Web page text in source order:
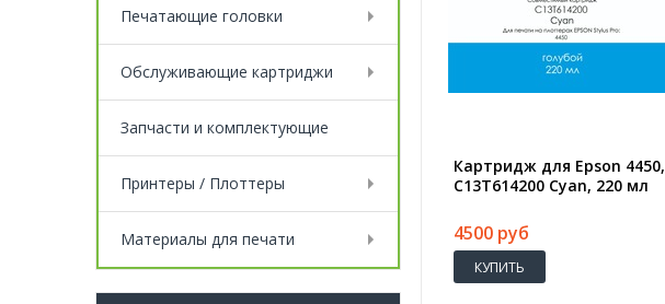
Печатающие головки
Обслуживающие картриджи
Запчасти и комплектующие
Принтеры / Плоттеры
Материалы для печати
Картридж для Epson 4450,
C13T614200 Cyan, 220 мл
4500 руб
КУПИТЬ